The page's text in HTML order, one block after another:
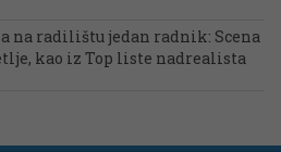
a na radilištu jedan radnik: Scena
kao iz Top liste nadrealista